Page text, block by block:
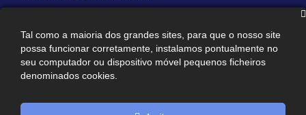
Tal como a maioria dos grandes sites, para que o nosso site
possa funcionar corretamente, instalamos pontualmente no
seu computador ou dispositivo móvel pequenos ficheiros
denominados cookies.